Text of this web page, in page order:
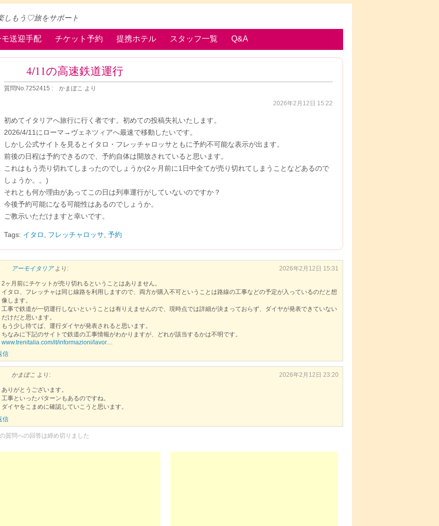
しもう♡旅をサポート
モ送迎手配 チケット予約 提携ホテル スタッフ一覧 Q&A
4/11の高速鉄道運行
質問No.7252415 : かまぼこ より
2026年2月12日 15:22
初めてイタリアへ旅行に行く者です。初めての投稿失礼いたします。
2026/4/11にローマ→ヴェネツィアへ最速で移動したいです。
しかし公式サイトを見るとイタロ・フレッチャロッサともに予約不可能な表示が出ます。
前後の日程は予約できるので、予約自体は開放されていると思います。
これはもう売り切れてしまったのでしょうか(2ヶ月前に1日中全てが売り切れてしまうことなどあるので
しょうか。。)
それとも何か理由があってこの日は列車運行がしていないのですか？
今後予約可能になる可能性はあるのでしょうか。
ご教示いただけますと幸いです。
Tags: イタロ フレッチャロッサ 予約
アーモイタリア より: 2026年2月12日 15:31
2ヶ月前にチケットが売り切れるということはありません。
イタロ、フレッチャは同じ線路を利用しますので、両方が購入不可ということは路線の工事などの予定が入っているのだと想
像します。
工事で鉄道が一切運行しないということは有りえませんので、現時点では詳細が決まっておらず、ダイヤが発表できていない
だけだと思います。
もう少し待てば、運行ダイヤが発表されると思います。
ちなみに下記のサイトで鉄道の工事情報がわかりますが、どれが該当するかは不明です。
www.trenitalia.com/it/informazioni/lavor…
信
かまぼこ より: 2026年2月12日 23:20
ありがとうございます。
工事といったパターンもあるのですね。
ダイヤをこまめに確認していこうと思います。
信
質問への回答は締め切りました